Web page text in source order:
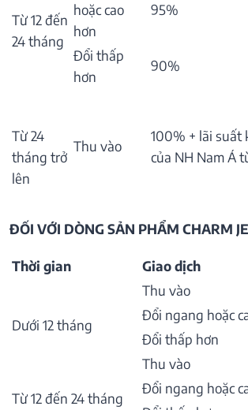
Từ 12 đến
24 tháng
hoặc cao
hơn
95%
Đổi thấp
hơn
90%
Từ 24
tháng trở
lên
Thu vào
100% + lãi suất
của NH Nam Á
ĐỐI VỚI DÒNG SẢN PHẨM CHARM
Thời gian Giao dịch
Dưới 12 tháng
Thu vào
Đổi ngang hoặc
Đổi thấp hơn
Từ 12 đến 24 tháng
Thu vào
Đổi ngang hoặc